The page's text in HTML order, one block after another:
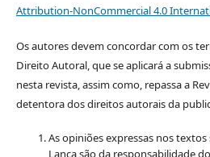
Attribution-NonCommercial 4.0
Os autores devem concordar com os
Direito Autoral, que se aplicará a
nesta revista, assim como, repassa a
detentora dos direitos autorais da
As opiniões expressas nos